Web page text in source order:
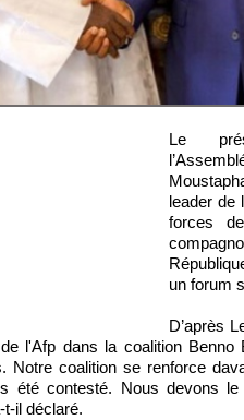
Le
leader de
forces
un forum
D’après
l'Afp dans la coalition
Notre coalition se renforce
été contesté. Nous devons
il déclaré.